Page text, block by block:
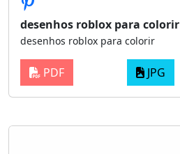
desenhos roblox para colorir
desenhos roblox para colorir
PDF JPG